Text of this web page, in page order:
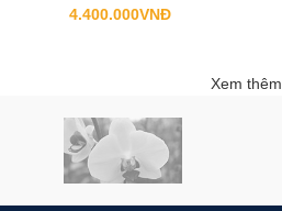
4.400.000VNĐ
Xem thêm